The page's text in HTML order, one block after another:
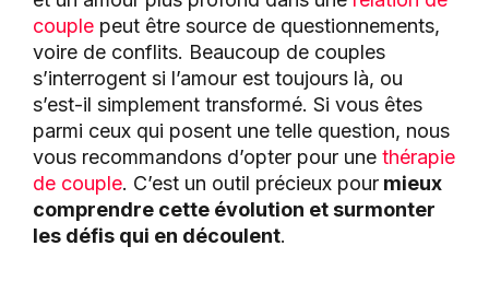
couple peut être source de questionnements,
voire de conflits. Beaucoup de couples
s’interrogent si l’amour est toujours là, ou
s’est-il simplement transformé. Si vous êtes
parmi ceux qui posent une telle question, nous
vous recommandons d’opter pour une thérapie
de couple. C’est un outil précieux pour mieux
comprendre cette évolution et surmonter
les défis qui en découlent.